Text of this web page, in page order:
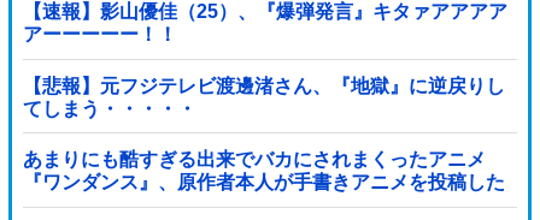
【速報】影山優佳（25）、『爆弾発言』キタァアアアア
アーーーーー！！
【悲報】元フジテレビ渡邊渚さん、『地獄』に逆戻りし
てしまう・・・・・
あまりにも酷すぎる出来でバカにされまくったアニメ
『ワンダンス』、原作者本人が手書きアニメを投稿した
結果・・・ｗｗｗｗｗｗ他